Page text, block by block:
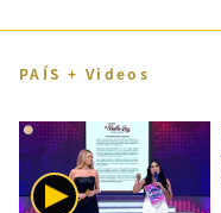
PAÍS + Videos